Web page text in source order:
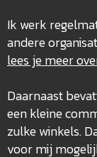
Ik werk
andere
lees je meer
Daarnaast
een kleine
zulke winkels.
voor mij